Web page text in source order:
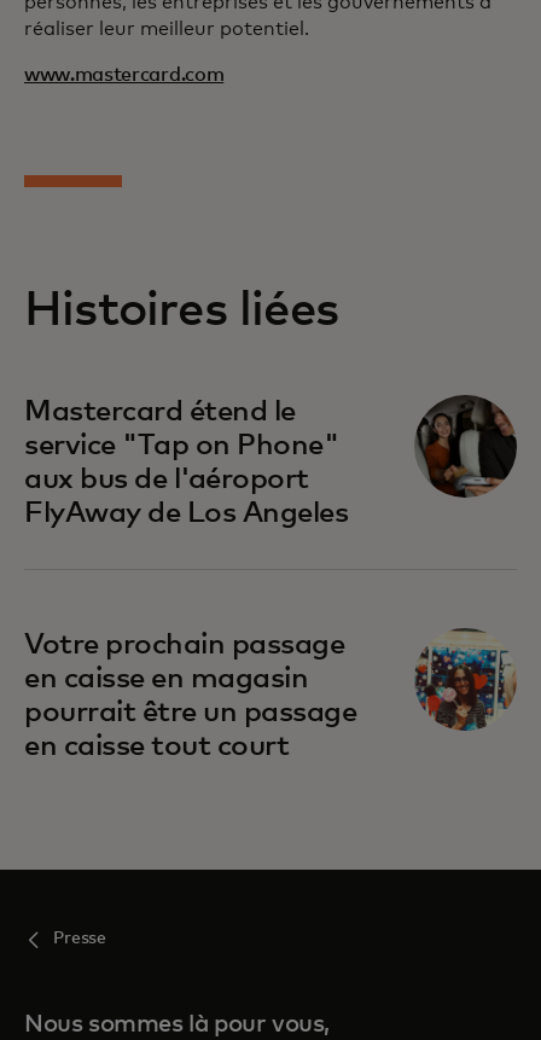
réaliser leur meilleur potentiel.
www.mastercard.com
Histoires liées
Mastercard étend le
service "Tap on Phone"
aux bus de l'aéroport
FlyAway de Los Angeles
Votre prochain passage
en caisse en magasin
pourrait être un passage
en caisse tout court
Presse
Nous sommes là pour vous,